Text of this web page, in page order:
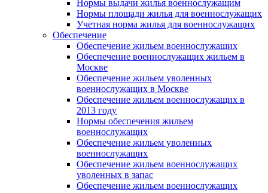
Нормы выдачи жилья военнослужащим
Нормы площади жилья для военнослужащих
Учетная норма жилья для военнослужащих
Обеспечение
Обеспечение жильем военнослужащих
Обеспечение военнослужащих жильем в
Москве
Обеспечение жильем уволенных
военнослужащих в Москве
Обеспечение жильем военнослужащих в
2013 году
Нормы обеспечения жильем
военнослужащих
Обеспечение жильем уволенных
военнослужащих
Обеспечение жильем военнослужащих
уволенных в запас
Обеспечение жильем военнослужащих